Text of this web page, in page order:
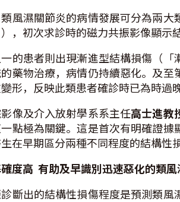
風濕關節炎的病情發展可分為兩
，初次求診時的磁力共振影像顯示
的患者則出現漸進型結構損傷（
藥物治療，病情仍持續惡化。及
形，反映此類患者確診時已為時過
像及介入放射學系系主任高士進教
點極為關鍵。這是首次有明確證
在早期區分兩種不同程度的結構性
度高 有助及早識別迅速惡化的類風
斷出的結構性損傷程度是預測類